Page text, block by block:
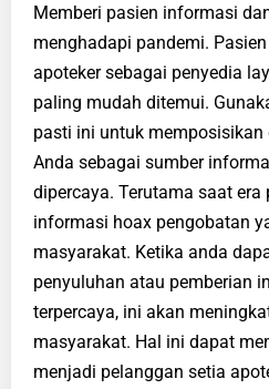
Memberi pasien informasi
menghadapi pandemi.
apoteker sebagai penyedia
paling mudah ditemui.
pasti ini untuk memposisikan
Anda sebagai sumber
dipercaya. Terutama saat
informasi hoax pengobatan
masyarakat. Ketika anda
penyuluhan atau pemberian
terpercaya, ini akan
masyarakat. Hal ini dapat
menjadi pelanggan setia